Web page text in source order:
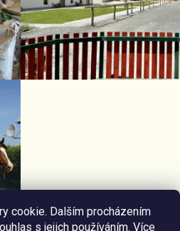
cookie. Dalším procházením
s jejich používáním. Více